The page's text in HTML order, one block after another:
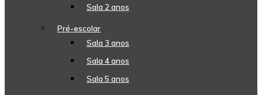
Sala 2 anos
Pré-escolar
Sala 3 anos
Sala 4 anos
Sala 5 anos